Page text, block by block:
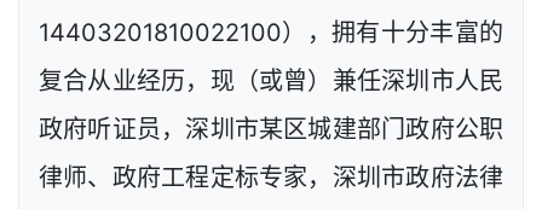
14403201810022100），拥有十分丰富的
复合从业经历，现（或曾）兼任深圳市人民
政府听证员，深圳市某区城建部门政府公职
律师、政府工程定标专家，深圳市政府法律